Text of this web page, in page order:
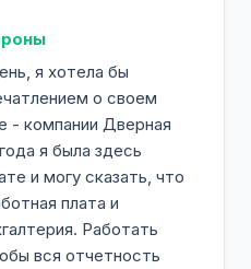
я хотела бы
о своем
- компании Дверная
я была здесь
и могу сказать, что
плата и
Работать
вся отчетность